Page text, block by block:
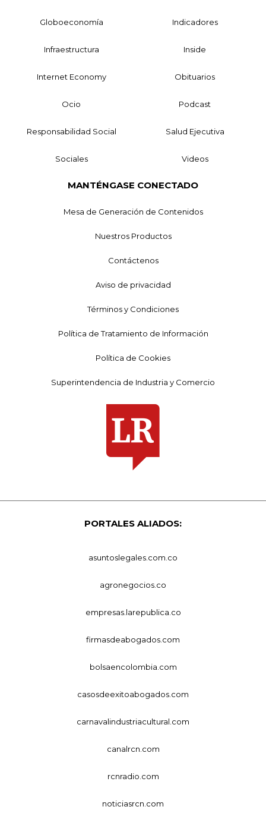
Globoeconomía Indicadores
Infraestructura Inside
Internet Economy Obituarios
Ocio Podcast
Responsabilidad Social Salud Ejecutiva
Sociales Videos
MANTÉNGASE CONECTADO
Mesa de Generación de Contenidos
Nuestros Productos
Contáctenos
Aviso de privacidad
Términos y Condiciones
Política de Tratamiento de Información
Política de Cookies
Superintendencia de Industria y Comercio
PORTALES ALIADOS:
asuntoslegales.com.co
agronegocios.co
empresas.larepublica.co
firmasdeabogados.com
bolsaencolombia.com
casosdeexitoabogados.com
carnavalindustriacultural.com
canalrcn.com
rcnradio.com
noticiasrcn.com